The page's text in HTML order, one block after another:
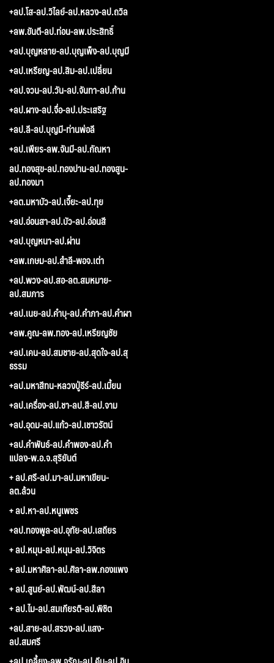
+ลป.โส-ลป.วิไลย์-ลป.หลวง-ลป.ถวิล
+ลพ.ขันตี-ลป.ท่อน-ลพ.ประสิทธิ์
+ลป.บุญหลาย-ลป.บุญเพ็ง-ลป.บุญมี
+ลป.เหรียญ-ลป.สิม-ลป.เปลี่ยน
+ลป.จวน-ลป.วัน-ลป.จันทา-ลป.ก้าน
+ลป.ผาง-ลป.จื่อ-ลป.ประเสริฐ
+ลป.ลี-ลป.บุญมี-ท่านพ่อลี
+ลป.เพียร-ลพ.จันมี-ลป.กัณหา
ลป.ทองสุข-ลป.ทองปาน-ลป.ทองสูน-
ลป.ทองมา
+ลต.มหาบัว-ลป.เจี๊ยะ-ลป.ทุย
+ลป.อ่อนสา-ลป.บัว-ลป.อ่อนสี
+ลป.บุญหนา-ลป.ผ่าน
+ลพ.เกษม-ลป.สำลี-พอจ.เต่า
+ลป.พวง-ลป.สอ-ลต.สมหมาย-
ลป.สมภาร
+ลป.เนย-ลป.คำบุ-ลป.คำภา-ลป.คำผา
+ลพ.คูณ-ลพ.ทอง-ลป.เหรียญชัย
+ลป.เคน-ลป.สมชาย-ลป.สุดใจ-ลป.สุ
ธรรม
+ลป.มหาสีทน-หลวงปู่ธีร์-ลป.เมี้ยน
+ลป.เครื่อง-ลป.ชา-ลป.สี-ลป.จาม
+ลป.อุดม-ลป.แก้ว-ลป.เชาวรัตน์
+ลป.คำพันธ์-ลป.คำพอง-ลป.คำ
แปลง-พ.อ.จ.สุริยันต์
+ ลป.ศรี-ลป.มา-ลป.มหาเขียน-
ลต.ล้วน
+ ลป.หา-ลป.หนูเพชร
+ลป.ทองพูล-ลป.อุทัย-ลป.เสถียร
+ ลป.หมุน-ลป.หนุน-ลป.วิจิตร
+ ลป.มหาศิลา-ลป.ศิลา-ลพ.กองแพง
+ ลป.สูนย์-ลป.พัฒน์-ลป.สีลา
+ ลป.ไม-ลป.สมเกียรติ-ลป.พิชิต
+ลป.สาย-ลป.สรวง-ลป.แสง-
ลป.สมศรี